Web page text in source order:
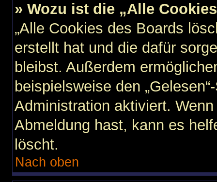
» Wozu ist die „Alle
„Alle Cookies des Boards
erstellt hat und die dafür
bleibst. Außerdem
beispielsweise den
Administration aktiviert.
Abmeldung hast, kann es
löscht.
Nach oben